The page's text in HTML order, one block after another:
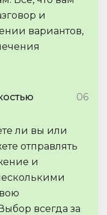
и
вариантов,
06
ли вы или
отправлять
и
всегда за